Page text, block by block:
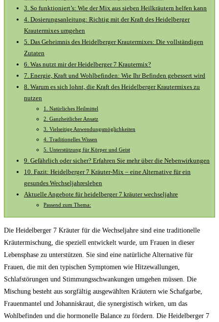
3. So funktioniert’s: Wie der Mix aus sieben Heilkräutern helfen kann
4. Dosierungsanleitung: Richtig mit ‍der‍ Kraft des Heidelberger
Krautermixes umgehen
5. Das Geheimnis des Heidelberger Krautermixes: Die vollständigen
Zutaten
6. Was nutzt mir der Heidelberger 7 Krautermix?
7. Energie, Kraft und Wohlbefinden: Wie Ihr Befinden gebessert wird
8. Warum es ‍sich lohnt, die Kraft des Heidelberger Krautermixes zu‍
nutzen
1. Natürliches Heilmittel
2.⁤ Ganzheitlicher Ansatz
3. Vielseitige Anwendungsmöglichkeiten
4. Traditionelles Wissen
5. Unterstützung für Körper und‍ Geist
9. Gefährlich oder sicher? Erfahren Sie mehr über die Nebenwirkungen
10. ⁣Fazit: Heidelberger⁣ 7 Kräuter-Mix – eine Alternative für ein
gesundes Wechseljahresleben
Aktuelle Angebote für heidelberger 7 kräuter wechseljahre
Passend zum Thema:
Die Heidelberger 7 Kräuter für die Wechseljahre sind eine traditionelle
Kräutermischung, die speziell entwickelt wurde, um Frauen in dieser
Lebensphase zu unterstützen. Sie sind eine natürliche Alternative für
Frauen, die mit den typischen Symptomen wie Hitzewallungen,
Schlafstörungen und Stimmungsschwankungen umgehen müssen. Die
Mischung besteht aus sorgfältig ausgewählten Kräutern wie Schafgarbe,
Frauenmantel und Johanniskraut, die synergistisch wirken, um das
Wohlbefinden und die hormonelle Balance zu fördern. Die Heidelberger 7